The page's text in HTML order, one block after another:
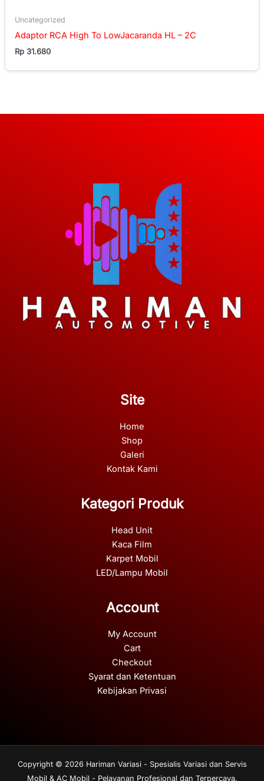
Uncategorized
Adaptor RCA High To LowJacaranda HL – 2C
Rp 31.680
Site
Home
Shop
Galeri
Kontak Kami
Kategori Produk
Head Unit
Kaca Film
Karpet Mobil
LED/Lampu Mobil
Account
My Account
Cart
Checkout
Syarat dan Ketentuan
Kebijakan Privasi
Copyright © 2026 Hariman Variasi - Spesialis Variasi dan Servis
Mobil & AC Mobil - Pelayanan Profesional dan Terpercaya.